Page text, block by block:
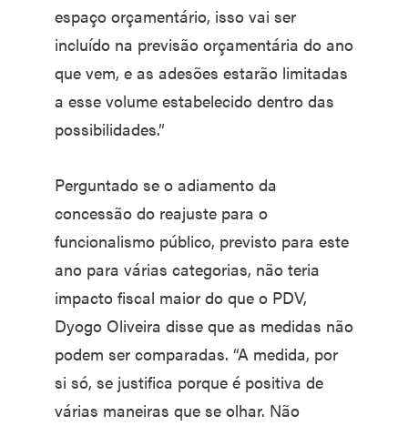
espaço orçamentário, isso vai ser
incluído na previsão orçamentária do ano
que vem, e as adesões estarão limitadas
a esse volume estabelecido dentro das
possibilidades.”
Perguntado se o adiamento da
concessão do reajuste para o
funcionalismo público, previsto para este
ano para várias categorias, não teria
impacto fiscal maior do que o PDV,
Dyogo Oliveira disse que as medidas não
podem ser comparadas. “A medida, por
si só, se justifica porque é positiva de
várias maneiras que se olhar. Não